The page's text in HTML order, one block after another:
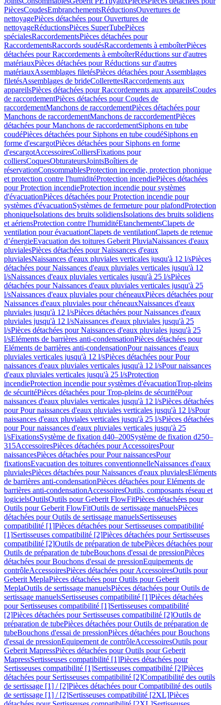
PiècesCoudesEmbranchementsRéductionsOuvertures de
nettoyagePièces détachées pour Ouvertures de
nettoyageRéductionsPièces SuperTubePièces
spécialesRaccordementsPièces détachées pour
RaccordementsRaccords soudésRaccordements à emboîterPièces
détachées pour Raccordements à emboîterRéductions sur d'autres
matériauxPièces détachées pour Réductions sur d'autres
matériauxAssemblages filetésPièces détachées pour Assemblages
filetésAssemblages de brideCollerettesRaccordements aux
appareilsPièces détachées pour Raccordements aux appareilsCoudes
de raccordementPièces détachées pour Coudes de
raccordementManchons de raccordementPièces détachées pour
Manchons de raccordementManchons de raccordementPièces
détachées pour Manchons de raccordementSiphons en tube
coudéPièces détachées pour Siphons en tube coudéSiphons en
forme d'escargotPièces détachées pour Siphons en forme
d'escargotAccessoiresColliersFixations pour
colliersCoquesObturateursJointsBoîtiers de
réservationConsommablesProtection incendie, protection phonique
et protection contre l'humiditéProtection incendiePièces détachées
pour Protection incendieProtection incendie pour systèmes
d'évacuationPièces détachées pour Protection incendie pour
systèmes d'évacuationSystèmes de fermeture pour plafondProtection
phoniqueIsolations des bruits solidiensIsolations des bruits solidiens
et aériensProtection contre l'humiditéEtanchementsClapets de
ventilation pour évacuationClapets de ventilationClapets de retenue
d’énergieEvacuation des toitures Geberit PluviaNaissances d'eaux
pluvialesPièces détachées pour Naissances d'eaux
pluvialesNaissances d'eaux pluviales verticales jusqu'à 12 l/sPièces
détachées pour Naissances d'eaux pluviales verticales jusqu'à 12
l/sNaissances d'eaux pluviales verticales jusqu'à 25 l/sPièces
détachées pour Naissances d'eaux pluviales verticales jusqu'à 25
l/sNaissances d'eaux pluviales pour chéneauxPièces détachées pour
Naissances d'eaux pluviales pour chéneauxNaissances d'eaux
pluviales jusqu'à 12 l/sPièces détachées pour Naissances d'eaux
pluviales jusqu'à 12 l/sNaissances d'eaux pluviales jusqu'à 25
l/sPièces détachées pour Naissances d'eaux pluviales jusqu'à 25
l/sEléments de barrières anti-condensationPièces détachées pour
Eléments de barrières anti-condensationPour naissances d'eaux
pluviales verticales jusqu'à 12 l/sPièces détachées pour Pour
naissances d'eaux pluviales verticales jusqu'à 12 l/sPour naissances
d'eaux pluviales verticales jusqu'à 25 l/sProtection
incendieProtection incendie pour systèmes d'évacuationTrop-pleins
de sécuritéPièces détachées pour Trop-pleins de sécuritéPour
naissances d'eaux pluviales verticales jusqu'à 12 l/sPièces détachées
pour Pour naissances d'eaux pluviales verticales jusqu'à 12 l/sPour
naissances d'eaux pluviales verticales jusqu'à 25 l/sPièces détachées
pour Pour naissances d'eaux pluviales verticales jusqu'à 25
l/sFixationsSystème de fixation d40–200Système de fixation d250–
315AccessoiresPièces détachées pour AccessoiresPour
naissancesPièces détachées pour Pour naissancesPour
fixationsEvacuation des toitures conventionnelleNaissances d'eaux
pluvialesPièces détachées pour Naissances d'eaux pluvialesEléments
de barrières anti-condensationPièces détachées pour Eléments de
barrières anti-condensationAccessoiresOutils, composants réseau et
logicielsOutilsOutils pour Geberit FlowFitPièces détachées pour
Outils pour Geberit FlowFitOutils de sertissage manuelsPièces
détachées pour Outils de sertissage manuelsSertisseuses
compatibilité [1]Pièces détachées pour Sertisseuses compatibilité
[1]Sertisseuses compatibilité [2]Pièces détachées pour Sertisseuses
compatibilité [2]Outils de préparation de tubePièces détachées pour
Outils de préparation de tubeBouchons d'essai de pressionPièces
détachées pour Bouchons d'essai de pressionEquipements de
contrôleAccessoiresPièces détachées pour AccessoiresOutils pour
Geberit MeplaPièces détachées pour Outils pour Geberit
MeplaOutils de sertissage manuelsPièces détachées pour Outils de
sertissage manuelsSertisseuses compatibilité [1]Pièces détachées
pour Sertisseuses compatibilité [1]Sertisseuses compatibilité
[2]Pièces détachées pour Sertisseuses compatibilité [2]Outils de
préparation de tubePièces détachées pour Outils de préparation de
tubeBouchons d'essai de pressionPièces détachées pour Bouchons
d'essai de pressionEquipement de contrôleAccessoiresOutils pour
Geberit MapressPièces détachées pour Outils pour Geberit
MapressSertisseuses compatibilité [1]Pièces détachées pour
Sertisseuses compatibilité [1]Sertisseuses compatibilité [2]Pièces
détachées pour Sertisseuses compatibilité [2]Compatibilité des outils
de sertissage [1] / [2]Pièces détachées pour Compatibilité des outils
de sertissage [1] / [2]Sertisseuses compatibilité [2XL]Pièces